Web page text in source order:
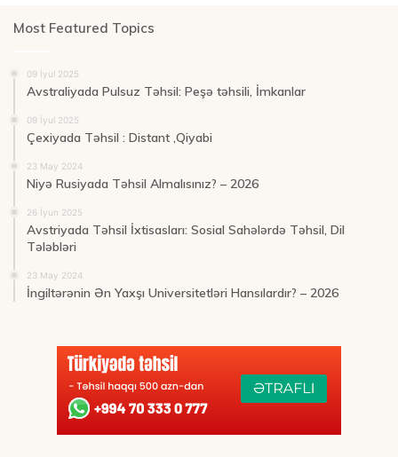
Most Featured Topics
09 İyul 2025
Avstraliyada Pulsuz Təhsil: Peşə təhsili, İmkanlar
09 İyul 2025
Çexiyada Təhsil : Distant ,Qiyabi
23 May 2024
Niyə Rusiyada Təhsil Almalısınız? – 2026
26 İyun 2025
Avstriyada Təhsil İxtisasları: Sosial Sahələrdə Təhsil, Dil
Tələbləri
23 May 2024
İngiltərənin Ən Yaxşı Universitetləri Hansılardır? – 2026